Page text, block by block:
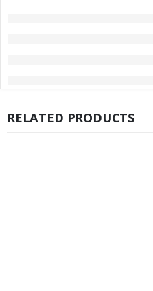
RELATED PRODUCTS